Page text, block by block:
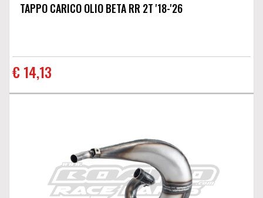
TAPPO CARICO OLIO BETA RR 2T '18-'26
€ 14,13